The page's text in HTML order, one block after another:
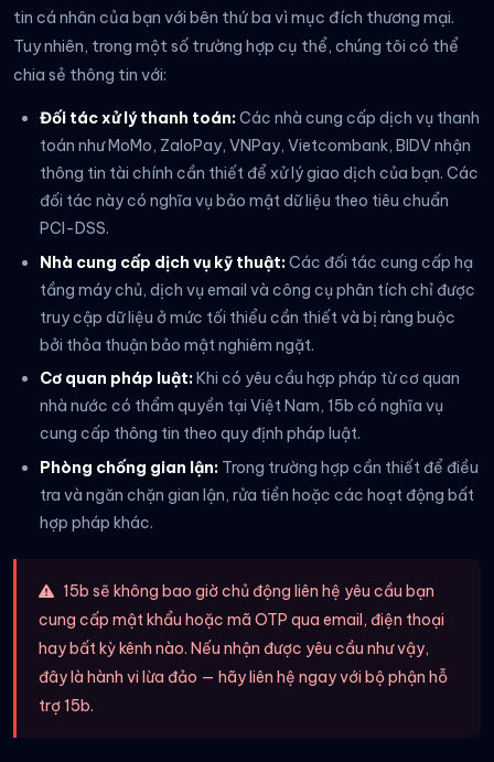
tin cá nhân của bạn với bên thứ ba vì mục đích thương mại.
Tuy nhiên, trong một số trường hợp cụ thể, chúng tôi có thể
chia sẻ thông tin với:
Đối tác xử lý thanh toán:Các nhà cung cấp dịch vụ thanh
toán như MoMo, ZaloPay, VNPay, Vietcombank, BIDV nhận
thông tin tài chính cần thiết để xử lý giao dịch của bạn. Các
đối tác này có nghĩa vụ bảo mật dữ liệu theo tiêu chuẩn
PCI-DSS.
Nhà cung cấp dịch vụ kỹ thuật:Các đối tác cung cấp hạ
tầng máy chủ, dịch vụ email và công cụ phân tích chỉ được
truy cập dữ liệu ở mức tối thiểu cần thiết và bị ràng buộc
bởi thỏa thuận bảo mật nghiêm ngặt.
Cơ quan pháp luật:Khi có yêu cầu hợp pháp từ cơ quan
nhà nước có thẩm quyền tại Việt Nam, 15b có nghĩa vụ
cung cấp thông tin theo quy định pháp luật.
Phòng chống gian lận: Trong trường hợp cần thiết để điều
tra và ngăn chặn gian lận, rửa tiền hoặc các hoạt động bất
hợp pháp khác.
15b sẽ không bao giờ chủ động liên hệ yêu cầu bạn
cung cấp mật khẩu hoặc mã OTP qua email, điện thoại
hay bất kỳ kênh nào. Nếu nhận được yêu cầu như vậy,
đây là hành vi lừa đảo — hãy liên hệ ngay với bộ phận hỗ
trợ 15b.